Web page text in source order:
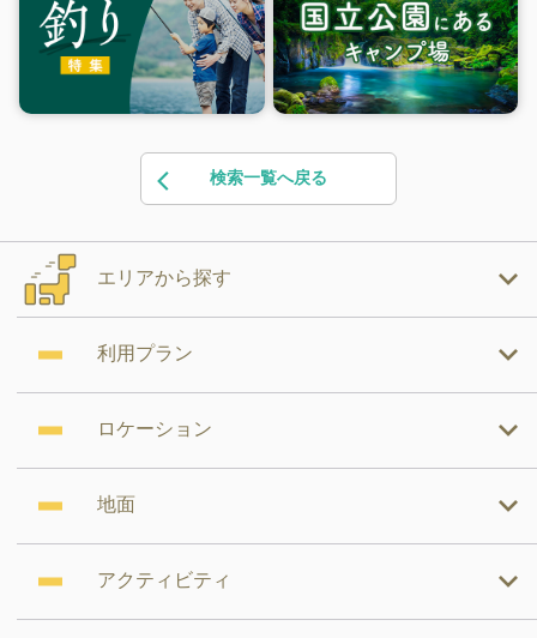
検索一覧へ戻る
エリアから探す
利用プラン
ロケーション
地面
アクティビティ